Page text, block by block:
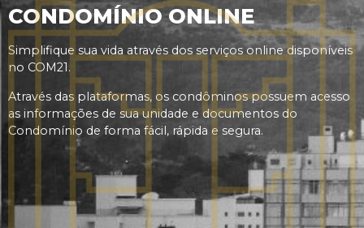
CONDOMÍNIO ONLINE
Simplifique sua vida através dos serviços online disponíveis
no COM21.
Através das plataformas, os condôminos possuem acesso
as informações de sua unidade e documentos do
Condomínio de forma fácil, rápida e segura.